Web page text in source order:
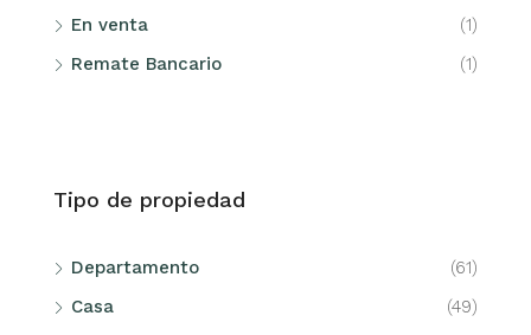
En venta
(1)
Remate Bancario
(1)
Tipo de propiedad
Departamento
(61)
Casa
(49)